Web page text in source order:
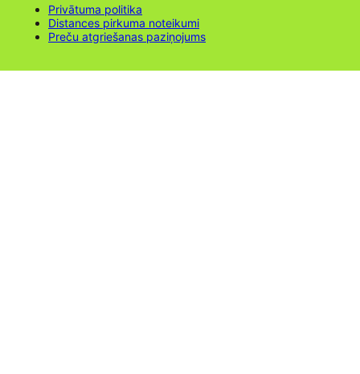
Privātuma politika
Distances pirkuma noteikumi
Preču atgriešanas paziņojums